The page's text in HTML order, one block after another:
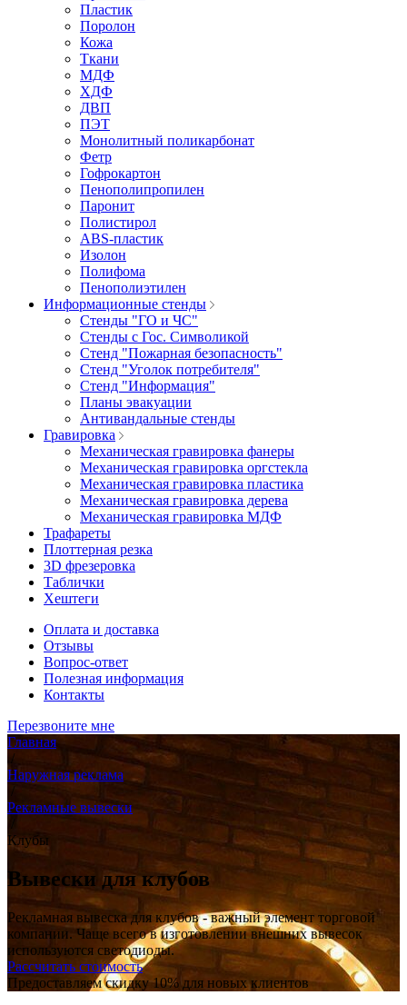
Пластик
Поролон
Кожа
Ткани
МДФ
ХДФ
ДВП
ПЭТ
Монолитный поликарбонат
Фетр
Гофрокартон
Пенополипропилен
Паронит
Полистирол
ABS-пластик
Изолон
Полифома
Пенополиэтилен
Информационные стенды
Стенды "ГО и ЧС"
Стенды с Гос. Символикой
Стенд "Пожарная безопасность"
Стенд "Уголок потребителя"
Стенд "Информация"
Планы эвакуации
Антивандальные стенды
Гравировка
Механическая гравировка фанеры
Механическая гравировка оргстекла
Механическая гравировка пластика
Механическая гравировка дерева
Механическая гравировка МДФ
Трафареты
Плоттерная резка
3D фрезеровка
Таблички
Хештеги
Оплата и доставка
Отзывы
Вопрос-ответ
Полезная информация
Контакты
Перезвоните мне
Главная
/
Наружная реклама
/
Рекламные вывески
Клубы
Вывески для клубов
Рекламная вывеска для клубов - важный элемент торговой
компании. Чаще всего в изготовлении внешних вывесок
используются светодиоды.
Рассчитать стоимость
Предоставляемскидку 10% для новых клиентов